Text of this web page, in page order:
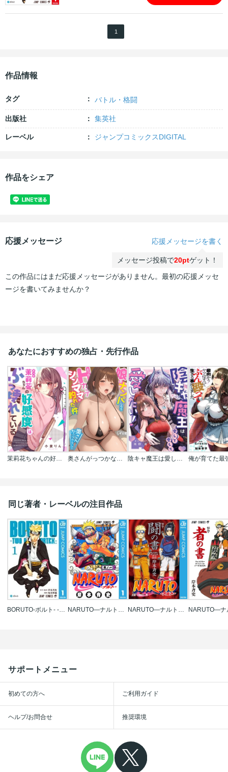
1
作品情報
タグ バトル・格闘
出版社 集英社
レーベル ジャンプコミックスDIGITAL
作品をシェア
応援メッセージ 応援メッセージを書く
メッセージ投稿で20ptゲット！
この作品にはまだ応援メッセージがありません。最初の応援メッセ
ージを書いてみませんか？
あなたにおすすめの独占・先行作品
茉莉花ちゃんの好感度はぶっ壊れている【フルカラー】 奥さんがっつかないでｗ～娘をナンパしたらＨカップシンママが釣れた件 陰キャ魔王は愛して愛して愛したい！
同じ著者・レーベルの注目作品
BORUTO-ボルト- -TWO BLUE VORTEX- NARUTO―ナルト― モノクロ版 NARUTO―ナルト―[秘伝･闘の書] キャラクターオフィシャルデータBOOK
サポートメニュー
初めての方へ ご利用ガイド
ヘルプ/お問合せ 推奨環境